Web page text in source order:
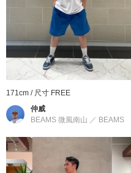
釋追求日常中舒適的穿著。加
裝、工作裝、軍裝等休閒服飾
頭等混合穿搭。提案出屬於
到店詢問時請告知店員下方的商品編號
商品詳細
性別 ：
171cm / 尺寸 FREE
仲威
BEAMS 微風南山 ／ BEAMS